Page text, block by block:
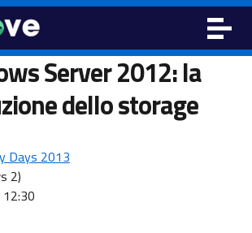
Server 2012: la
dello storage
Days 2013
2)
12:30